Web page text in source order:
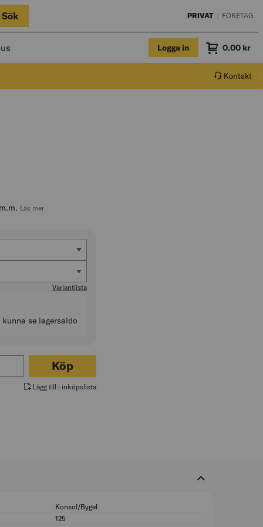
Sök PRIVAT FÖRETAG
Logga in Varukorg.
Summa
0.00 kr
Kontakt
Läs mer
Variantlista
se lagersaldo
1405
Köp
Lägg till i inköpslista
Konsol/Bygel
125